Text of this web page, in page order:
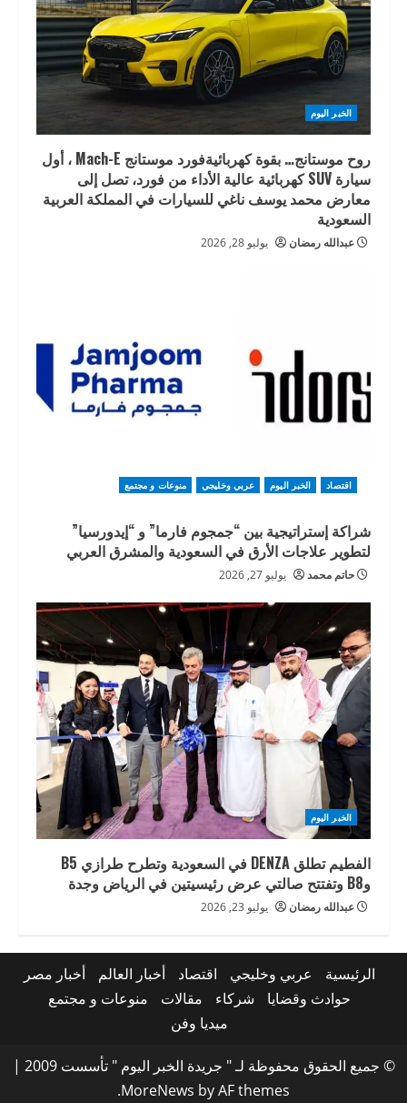
الخبر اليوم
روح موستانج… بقوة كهربائيةفورد موستانج Mach-E ، أول
سيارة SUV كهربائية عالية الأداء من فورد، تصل إلى
معارض محمد يوسف ناغي للسيارات في المملكة العربية
السعودية
عبدالله رمضان يوليو 28, 2026
اقتصاد الخبر اليوم عربي وخليجي منوعات و مجتمع
شراكة إستراتيجية بين “جمجوم فارما” و “إيدورسيا”
لتطوير علاجات الأرق في السعودية والمشرق العربي
حاتم محمد يوليو 27, 2026
الخبر اليوم
الفطيم تطلق DENZA في السعودية وتطرح طرازي B5
وB8 وتفتتح صالتي عرض رئيسيتين في الرياض وجدة
عبدالله رمضان يوليو 23, 2026
الرئيسية عربي وخليجي اقتصاد أخبار العالم
أخبار مصر
حوادث وقضايا
شركاء مقالات
منوعات و مجتمع
ميديا وفن
© جميع الحقوق محفوظة لـ " جريدة الخبر اليوم " تأسست 2009
|
MoreNews by AF themes.